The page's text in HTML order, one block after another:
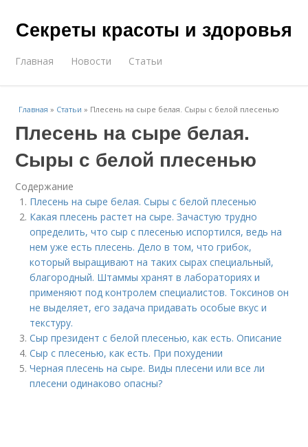
Секреты красоты и здоровья
Главная Новости Статьи
Главная » Статьи » Плесень на сыре белая. Сыры с белой плесенью
Плесень на сыре белая.
Сыры с белой плесенью
Содержание
Плесень на сыре белая. Сыры с белой плесенью
Какая плесень растет на сыре. Зачастую трудно
определить, что сыр с плесенью испортился, ведь на
нем уже есть плесень. Дело в том, что грибок,
который выращивают на таких сырах специальный,
благородный. Штаммы хранят в лабораториях и
применяют под контролем специалистов. Токсинов он
не выделяет, его задача придавать особые вкус и
текстуру.
Сыр президент с белой плесенью, как есть. Описание
Сыр с плесенью, как есть. При похудении
Черная плесень на сыре. Виды плесени или все ли
плесени одинаково опасны?